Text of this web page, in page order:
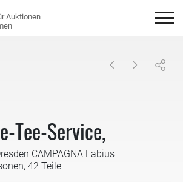
Tee-Service,
CAMPAGNA Fabius
42 Teile